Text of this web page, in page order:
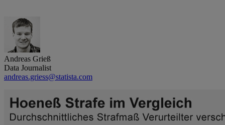
Andreas Grieß
Data Journalist
andreas.griess@statista.com